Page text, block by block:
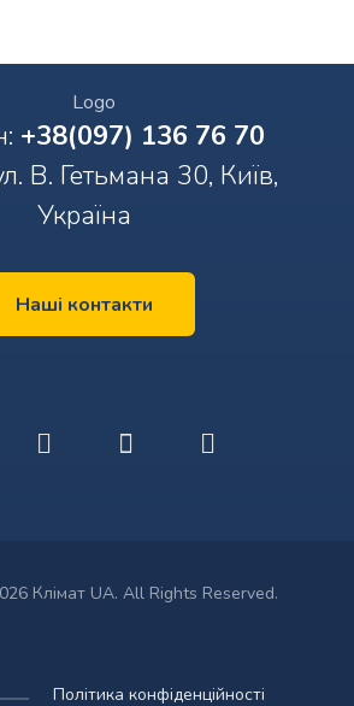
+38(097) 136 76 70
В. Гетьмана 30, Київ,
Україна
Наші контакти
Клімат UA. All Rights Reserved.
Політика конфіденційності